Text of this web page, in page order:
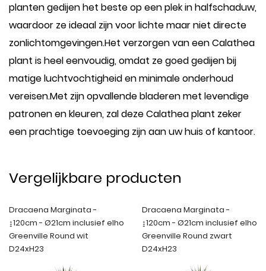
planten gedijen het beste op een plek in halfschaduw,
waardoor ze ideaal zijn voor lichte maar niet directe
zonlichtomgevingen.Het verzorgen van een Calathea
plant is heel eenvoudig, omdat ze goed gedijen bij
matige luchtvochtigheid en minimale onderhoud
vereisen.Met zijn opvallende bladeren met levendige
patronen en kleuren, zal deze Calathea plant zeker
een prachtige toevoeging zijn aan uw huis of kantoor.
Vergelijkbare producten
Dracaena Marginata -
↨120cm - Ø21cm inclusief elho
Greenville Round wit
D24xH23
Dracaena Marginata -
↨120cm - Ø21cm inclusief elho
Greenville Round zwart
D24xH23